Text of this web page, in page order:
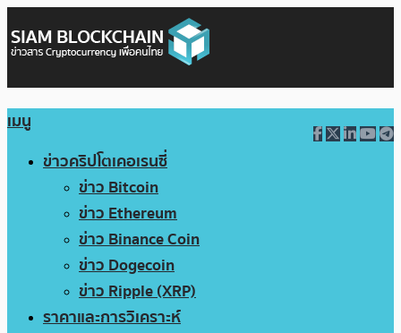
เมนู
ข่าวคริปโตเคอเรนซี่
ข่าว Bitcoin
ข่าว Ethereum
ข่าว Binance Coin
ข่าว Dogecoin
ข่าว Ripple (XRP)
ราคาและการวิเคราะห์